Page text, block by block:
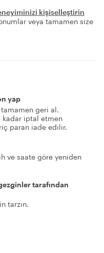
kişiselleştirin
veya tamamen size
yap
geri al.
kadar iptal etmen
paran iade edilir.
ve saate göre yeniden
tarafından
tarzın.